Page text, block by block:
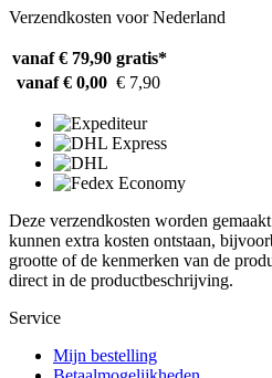
Verzendkosten voor Nederland
vanaf € 79,90 gratis*
vanaf € 0,00 € 7,90
Deze verzendkosten worden
kunnen extra kosten ontstaan,
grootte of de kenmerken van de
direct in de productbeschrijving.
Service
Mijn bestelling